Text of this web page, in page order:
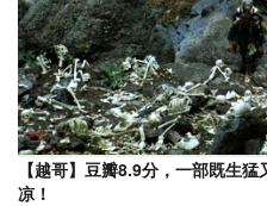
【越哥】豆瓣8.9分，一部既生
凉！